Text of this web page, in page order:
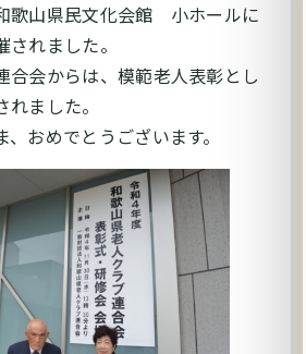
歌山県民文化会館 小ホールに
れました。
合会からは、模範老人表彰とし
ました。
おめでとうございます。